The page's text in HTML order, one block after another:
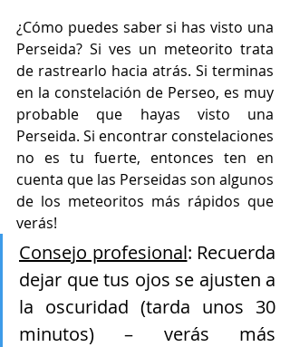
¿Cómo puedes saber si has visto una
Perseida? Si ves un meteorito trata
de rastrearlo hacia atrás. Si terminas
en la constelación de Perseo, es muy
probable que hayas visto una
Perseida. Si encontrar constelaciones
no es tu fuerte, entonces ten en
cuenta que las Perseidas son algunos
de los meteoritos más rápidos que
verás!
Consejo profesional: Recuerda
dejar que tus ojos se ajusten a
la oscuridad (tarda unos 30
minutos) – verás más